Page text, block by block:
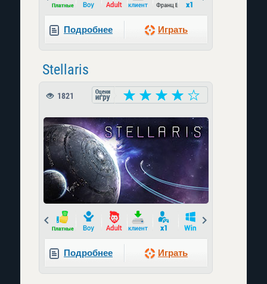
Подробнее Играть
Stellaris
1821
Prev
Подробнее Играть